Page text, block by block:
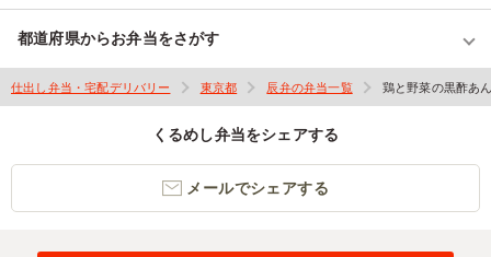
都道府県からお弁当をさがす
仕出し弁当・宅配デリバリー 東京都 辰弁の弁当一覧 鶏と野菜の黒酢あ
くるめし弁当をシェアする
メールでシェアする